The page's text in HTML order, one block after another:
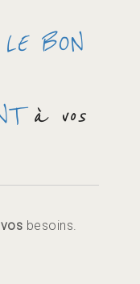
LE BON
à vos
vos besoins.